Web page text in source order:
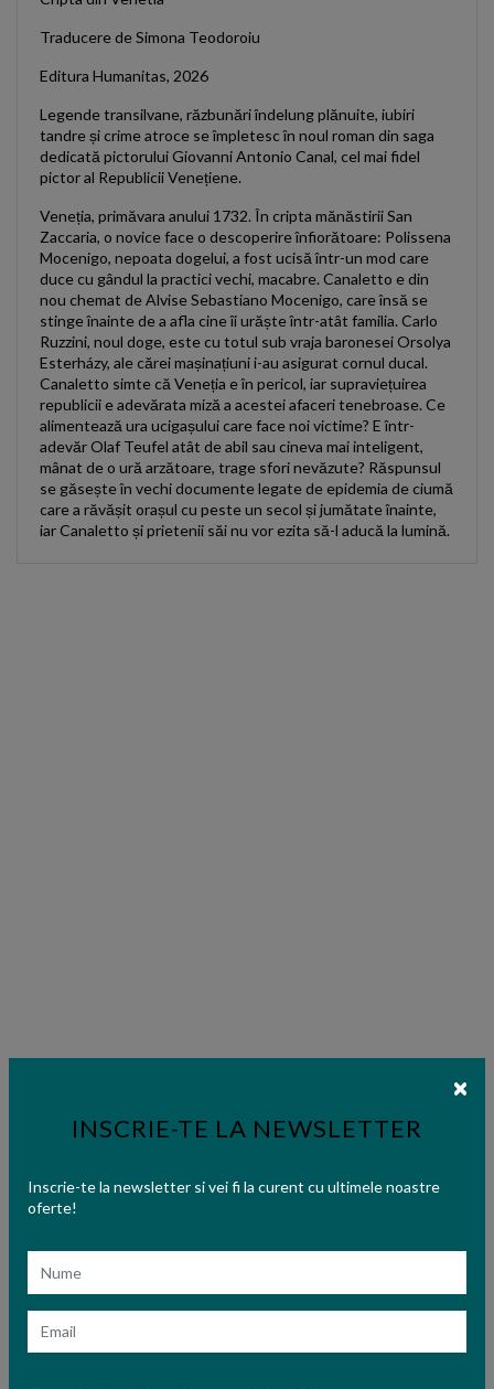
INSCRIE-TE LA NEWSLETTER
Inscrie-te la newsletter si vei fi la curent cu ultimele noastre
oferte!
Traducere de Simona Teodoroiu
Editura Humanitas, 2026
Legende transilvane, răzbunări îndelung plănuite, iubiri
tandre și crime atroce se împletesc în noul roman din saga
dedicată pictorului Giovanni Antonio Canal, cel mai fidel
pictor al Republicii Venețiene.
Veneția, primăvara anului 1732. În cripta mănăstirii San
Zaccaria, o novice face o descoperire înfiorătoare: Polissena
Mocenigo, nepoata dogelui, a fost ucisă într-un mod care
duce cu gândul la practici vechi, macabre. Canaletto e din
nou chemat de Alvise Sebastiano Mocenigo, care însă se
stinge înainte de a afla cine îi urăște într-atât familia. Carlo
Ruzzini, noul doge, este cu totul sub vraja baronesei Orsolya
Esterházy, ale cărei mașinațiuni i-au asigurat cornul ducal.
Canaletto simte că Veneția e în pericol, iar supraviețuirea
republicii e adevărata miză a acestei afaceri tenebroase. Ce
alimentează ura ucigașului care face noi victime? E într-
adevăr Olaf Teufel atât de abil sau cineva mai inteligent,
mânat de o ură arzătoare, trage sfori nevăzute? Răspunsul
se găsește în vechi documente legate de epidemia de ciumă
care a răvășit orașul cu peste un secol și jumătate înainte,
iar Canaletto și prietenii săi nu vor ezita să-l aducă la lumină.